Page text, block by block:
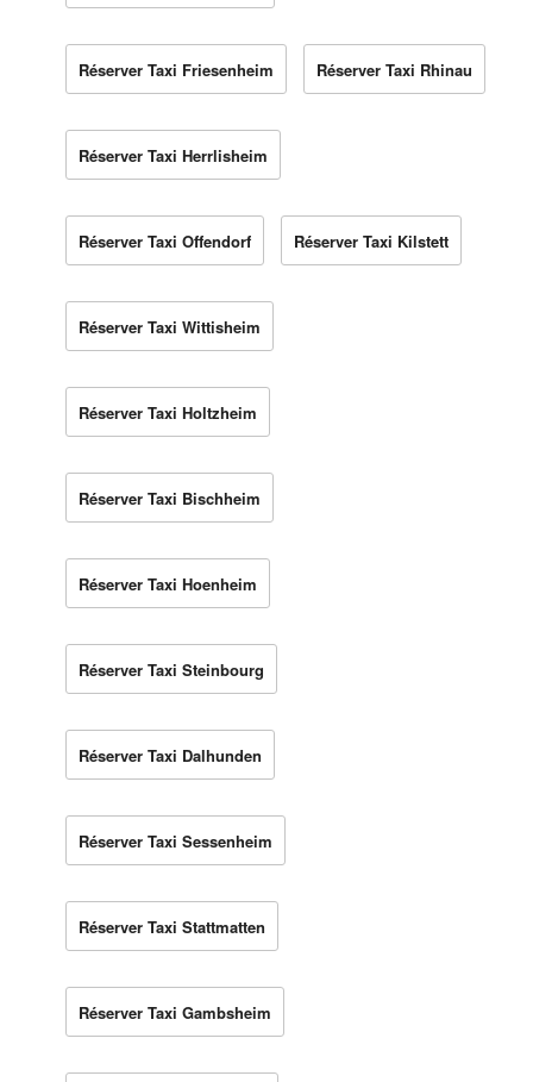
Réserver Taxi Friesenheim Réserver Taxi Rhinau
Réserver Taxi Herrlisheim
Réserver Taxi Offendorf Réserver Taxi Kilstett
Réserver Taxi Wittisheim
Réserver Taxi Holtzheim
Réserver Taxi Bischheim
Réserver Taxi Hoenheim
Réserver Taxi Steinbourg
Réserver Taxi Dalhunden
Réserver Taxi Sessenheim
Réserver Taxi Stattmatten
Réserver Taxi Gambsheim